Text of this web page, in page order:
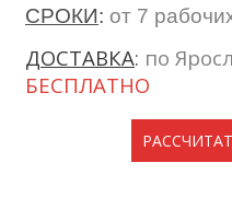
СРОКИ: от 7
ДОСТАВКА: по
БЕСПЛАТНО